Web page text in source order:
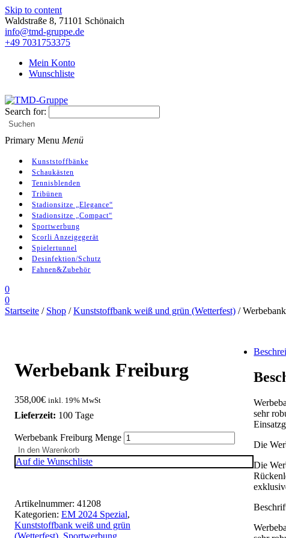
Skip to content
Waldstraße 8, 71101 Schönaich
info@tmd-gruppe.de
+49 7031753375
Mein Konto
Wunschliste
TMD-Gruppe
Search for:
Suchen
Primary Menu Menü
Kunststoffbänke
Schaukästen
Tennisblenden
Tribünen
Stadionsitze „Elegance“
Stadionsitze „Compact“
Sportwerbung
Scorli Anzeigegerät
Spielertunnel
Desinfektion/Schutz
Fahnen&Zubehör
0
0
Startseite / Shop /Kunststoffbank weiß und grün (Wetterfest) /
Werbebank Freiburg
358,00€ inkl. 19% MwSt
Lieferzeit: 100 Tage
Werbebank Freiburg Menge
In den Warenkorb
Auf die Wunschliste
Artikelnummer: 41208
Kategorien: EM 2024 Spezial,
Kunststoffbank weiß und grün
(Wetterfest), Sportwerbung
sehr
Die
Die